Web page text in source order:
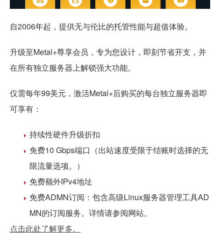
自2006年起，提供无与伦比的托管性能与超值体验。
升级至Metal+尊享会员，专为您设计，即刻节省开支，并
在所有独立服务器上解锁强大功能。
仅需每年99美元，激活Metal+后购买的每台独立服务器即
可享有：
持续性硬件升级折扣
免费10 Gbps端口（出站速度受限于结账时选择的无
限流量选项。）
免费额外IPv4地址
免费ADMN订阅：包含高级Linux服务器管理工具AD
MN的订阅服务。详情请参阅网站。
点击此处了解更多。